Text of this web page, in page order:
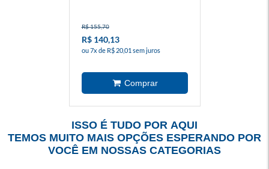
R$ 155,70
R$ 140,13
ou 7x de R$ 20,01 sem juros
ISSO É TUDO POR AQUI
TEMOS MUITO MAIS OPÇÕES ESPERANDO POR
VOCÊ EM NOSSAS CATEGORIAS